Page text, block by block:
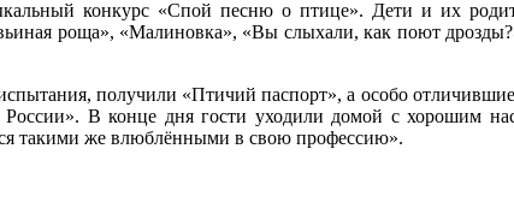
конкурс «Спой песню о птице». Дети и их
роща», «Малиновка», «Вы слыхали, как поют
получили «Птичий паспорт», а особо
В конце дня гости уходили домой с хорошим
такими же влюблёнными в свою профессию».